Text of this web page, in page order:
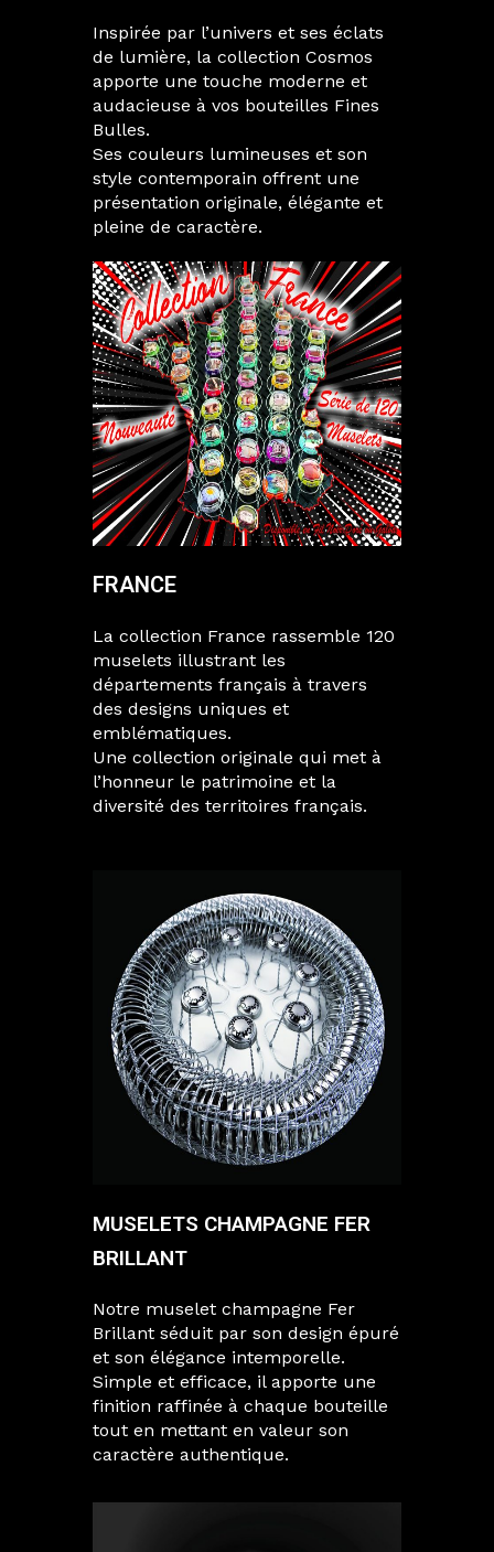
Inspirée par l’univers et ses éclats
de lumière, la collection Cosmos
apporte une touche moderne et
audacieuse à vos bouteilles Fines
Bulles.
Ses couleurs lumineuses et son
style contemporain offrent une
présentation originale, élégante et
pleine de caractère.
FRANCE
La collection France rassemble 120
muselets illustrant les
départements français à travers
des designs uniques et
emblématiques.
Une collection originale qui met à
l’honneur le patrimoine et la
diversité des territoires français.
MUSELETS CHAMPAGNE FER
BRILLANT
Notre muselet champagne Fer
Brillant séduit par son design épuré
et son élégance intemporelle.
Simple et efficace, il apporte une
finition raffinée à chaque bouteille
tout en mettant en valeur son
caractère authentique.